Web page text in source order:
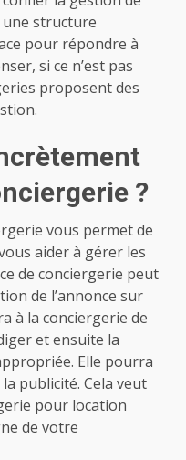
structure
pour répondre à
si ce n’est pas
proposent des
?
vous permet de
aider à gérer les
de conciergerie peut
de l’annonce sur
à la conciergerie de
et ensuite la
Elle pourra
publicité. Cela veut
pour location
de votre